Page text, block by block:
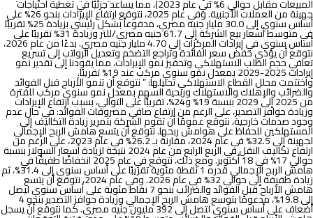
المبيعات مقابل حوالي 6% في عام 2023)، مما يساعد جزئيًا في تغطية احتياجات
جهينة من العملات الأجنبية. وفي عام 2025، نتوقع ارتفاع الإيرادات بنحو 26% على
أساس سنوي إلى 30.0 مليار جنيه مصري، مدفوعاً بشكل رئيسي بزيادة 25% تقريبًا
في متوسط أسعار بيع الشركة إلى 61.7 جنيه مصري/للتر وزيادة 31% تقريبًا على
أساس سنوي في إيرادات المركزات إلى 4.70 مليار جنيه مصري. بدءًا من عام 2026،
نتوقع أن يؤدي خفض سعر الفائدة وتراجع التضخم وتعديل الرواتب إلى تسريع
تعافي حجم الطلب الاستهلاكي وتحفيز نمو الإيرادات، مما يقودنا إلى تقدير نمو
إيرادات 2025-2029 بمعدل نمو سنوي مركب عند 19% تقريبًا.
واختتمت محلل القطاع الاستهلاكي تحليلها: ” نتوقع أن تنمو الأرباح قبل الفوائد
والضرائب والإهلاك والاستهلاك وربحية السهم بمعدل نمو سنوي مركب للفترة
من 2025 إلى 2029 بنسبة 19% و24%، تقريبًا على التوالي، بسبب ارتفاع الإيرادات
وزيادة حوافز التصدير، على الرغم من ارتفاع صافي مصروفات الفوائد:في حال عدم
وجود صدمات خارجية، نتوقع عمومًا أن تقوم الشركة بتمرير زيادة التكاليف إلى
المستهلكين للحفاظ على هوامش ربحها. نتوقع أن يتسع هامش الربح الإجمالي
لجهينة إلى 32.5% في عام 2024، مقارنة بـ 26.2% في عام 2023، على الرغم من
ارتفاع تكاليف النقل في الربع الرابع من عام 2024 نتيجة لزيادة أسعار السولار بنسبة
حوالي 17% في 18 أكتوبر. ومع ذلك، نتوقع في عام 2025 انخفاضًا طفيفًا في
هامش الربح الإجمالي قدره 1 نقطة مئوية تقريبًا على أساس سنوي إلى 31.4%، ثم
زيادة طفيفة إلى حوالي 32% في عام 2026. وفي عام 2024، نتوقع أن يتسع
هامش الأرباح قبل الفوائد والضرائب بنحو 7 نقاط مئوية على أساس سنوي ليصل
إلى 19.8%، مدعومًا بتوسع هامش الربح الإجمالي وزيادة حوافز التصدير بنحو 4
أضعاف على أساس سنوي لتصل إلى 392 مليون جنيه مصري. كما نتوقع أن يسجل